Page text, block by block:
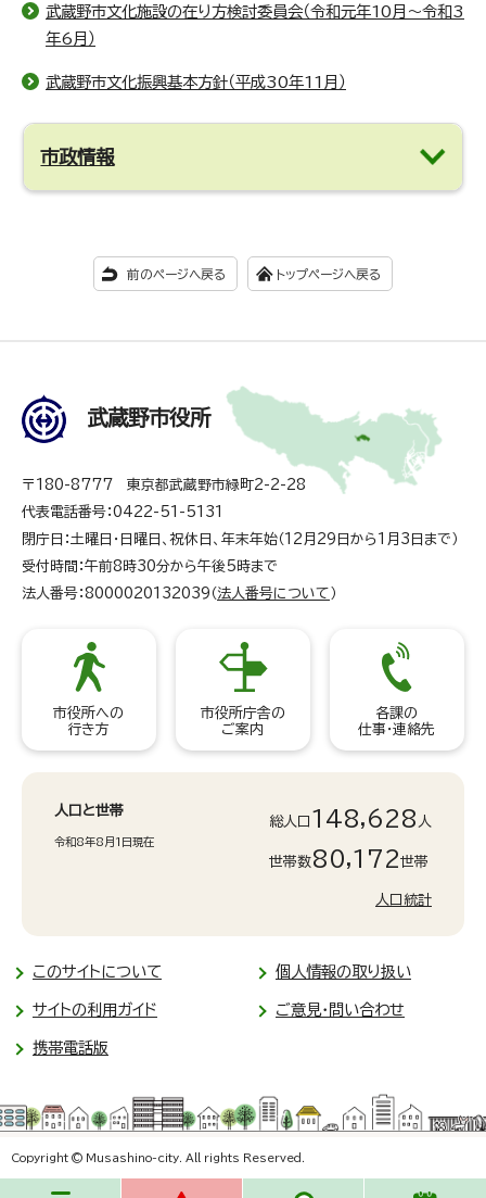
武蔵野市文化施設の在り方検討委員会（令和元年10月～令和3
年6月）
武蔵野市文化振興基本方針（平成30年11月）
市政情報
前のページへ戻る トップページへ戻る
武蔵野市役所
〒180-8777 東京都武蔵野市緑町2-2-28
代表電話番号：0422-51-5131
閉庁日：土曜日・日曜日、祝休日、年末年始（12月29日から1月3日まで）
受付時間：午前8時30分から午後5時まで
法人番号：8000020132039（ 法人番号について ）
市役所への
行き方
市役所庁舎の
ご案内
各課の
仕事・連絡先
人口と世帯
令和8年8月1日現在
総人口 148,628 人
世帯数80,172世帯
人口統計
このサイトについて 個人情報の取り扱い
サイトの利用ガイド ご意見・問い合わせ
携帯電話版
Copyright © Musashino-city. All rights Reserved.